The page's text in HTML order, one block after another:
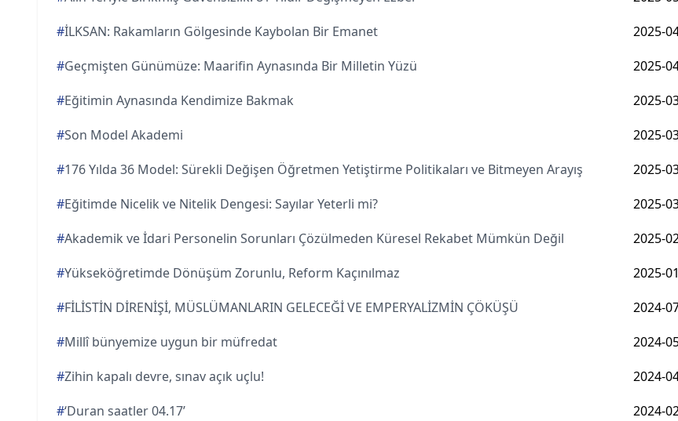
#İLKSAN: Rakamların Gölgesinde Kaybolan Bir Emanet
2025-
#Geçmişten Günümüze: Maarifin Aynasında Bir Milletin Yüzü
2025-
#Eğitimin Aynasında Kendimize Bakmak
2025-
#Son Model Akademi
2025-
#176 Yılda 36 Model: Sürekli Değişen Öğretmen Yetiştirme Politikaları ve Bitmeyen Arayış
2025-
#Eğitimde Nicelik ve Nitelik Dengesi: Sayılar Yeterli mi?
2025-
#Akademik ve İdari Personelin Sorunları Çözülmeden Küresel Rekabet Mümkün Değil
2025-
#Yükseköğretimde Dönüşüm Zorunlu, Reform Kaçınılmaz
2025-
#FİLİSTİN DİRENİŞİ, MÜSLÜMANLARIN GELECEĞİ VE EMPERYALİZMİN ÇÖKÜŞÜ
2024-
#Millî bünyemize uygun bir müfredat
2024-
#Zihin kapalı devre, sınav açık uçlu!
2024-
#‘Duran saatler 04.17’
2024-